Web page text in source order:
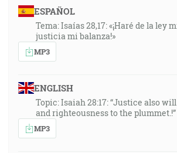
ESPAÑOL
Tema: Isaías 28,17: «¡Haré de la ley
justicia mi balanza!»
MP3
ENGLISH
Topic: Isaiah 28:17: “Justice also
and righteousness to the plummet.!”
MP3